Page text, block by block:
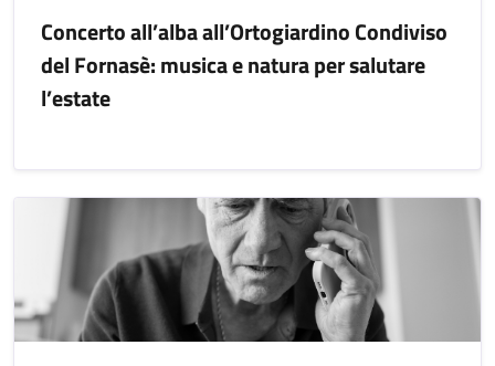
Concerto all’alba all’Ortogiardino Condiviso
del Fornasè: musica e natura per salutare
l’estate